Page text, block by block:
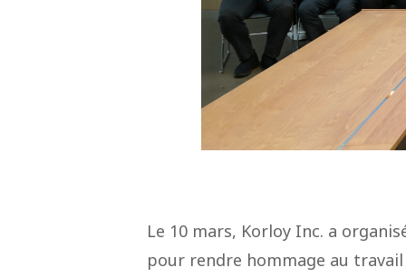
Le 10 mars, Korloy Inc. a
pour rendre hommage au